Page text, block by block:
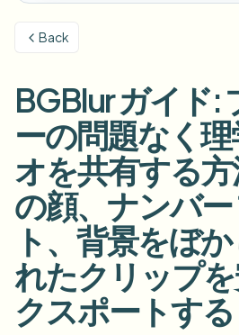
何でもぼかす
GDPRコンプライアンスぼかし
ストリートインタビューぼか
ゲーム＆配信ぼかし
AI Video Object Remover
写真の顔をオンラインでぼか
顔の匿名化
ボイスアノニマイザー
顔交換 - 画像
試写、リリース、コンプライアンス
小売・EC
医療
クリニックと患者向けビデオガバナンス
公共部門
FOIA、安全な開示、編集
一括顔の匿名化
大量バッチ、保持、SLA
一括ナンバープレートぼかし
フリート、ドライブレコーダー、駐車場
ブログ
Whitepapers
ツール
カテゴリ
製品
Back
BGBlur ガイド:
ーの問題なく
オを共有する
の顔、ナンバー
ト、背景をぼ
れたクリップ
クスポートする